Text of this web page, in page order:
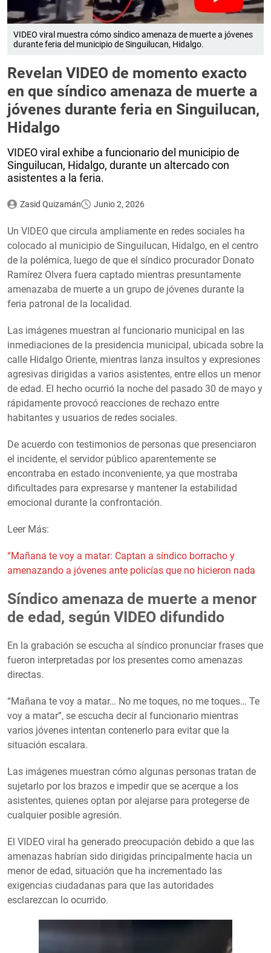
VIDEO viral muestra cómo síndico amenaza de muerte a jóvenes
durante feria del municipio de Singuilucan, Hidalgo.
Revelan VIDEO de momento exacto
en que síndico amenaza de muerte a
jóvenes durante feria en Singuilucan,
Hidalgo
VIDEO viral exhibe a funcionario del municipio de
Singuilucan, Hidalgo, durante un altercado con
asistentes a la feria.
Zasid Quizamán Junio 2, 2026
Un VIDEO que circula ampliamente en redes sociales ha
colocado al municipio de Singuilucan, Hidalgo, en el centro
de la polémica, luego de que el síndico procurador Donato
Ramírez Olvera fuera captado mientras presuntamente
amenazaba de muerte a un grupo de jóvenes durante la
feria patronal de la localidad.
Las imágenes muestran al funcionario municipal en las
inmediaciones de la presidencia municipal, ubicada sobre la
calle Hidalgo Oriente, mientras lanza insultos y expresiones
agresivas dirigidas a varios asistentes, entre ellos un menor
de edad. El hecho ocurrió la noche del pasado 30 de mayo y
rápidamente provocó reacciones de rechazo entre
habitantes y usuarios de redes sociales.
De acuerdo con testimonios de personas que presenciaron
el incidente, el servidor público aparentemente se
encontraba en estado inconveniente, ya que mostraba
dificultades para expresarse y mantener la estabilidad
emocional durante la confrontación.
Leer Más:
“Mañana te voy a matar: Captan a síndico borracho y
amenazando a jóvenes ante policías que no hicieron nada
Síndico amenaza de muerte a menor
de edad, según VIDEO difundido
En la grabación se escucha al síndico pronunciar frases que
fueron interpretadas por los presentes como amenazas
directas.
“Mañana te voy a matar… No me toques, no me toques… Te
voy a matar”, se escucha decir al funcionario mientras
varios jóvenes intentan contenerlo para evitar que la
situación escalara.
Las imágenes muestran cómo algunas personas tratan de
sujetarlo por los brazos e impedir que se acerque a los
asistentes, quienes optan por alejarse para protegerse de
cualquier posible agresión.
El VIDEO viral ha generado preocupación debido a que las
amenazas habrían sido dirigidas principalmente hacia un
menor de edad, situación que ha incrementado las
exigencias ciudadanas para que las autoridades
esclarezcan lo ocurrido.